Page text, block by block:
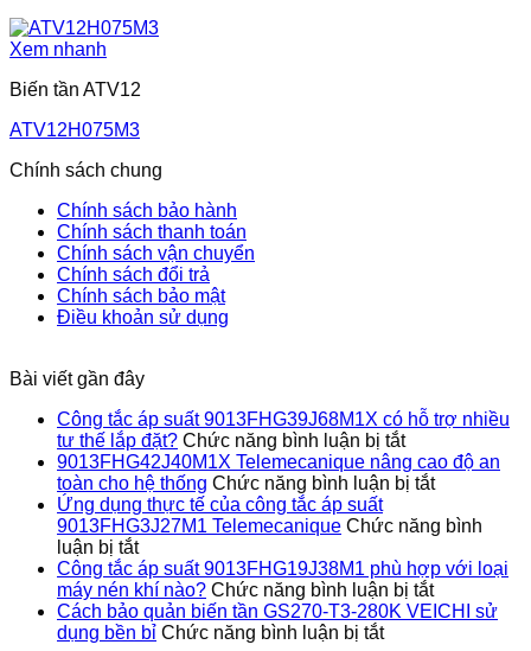
Xem nhanh
Biến tần ATV12
ATV12H075M3
Chính sách chung
Chính sách bảo hành
Chính sách thanh toán
Chính sách vận chuyển
Chính sách đổi trả
Chính sách bảo mật
Điều khoản sử dụng
Bài viết gần đây
Công tắc áp suất 9013FHG39J68M1X có hỗ trợ nhiều
tư thế lắp đặt? Chức năng bình luận bị tắtở
Công
tắc
suất
có
hỗ
trợ
9013FHG42J40M1X Telemecanique nâng cao độ an
toàn cho hệ thống Chức năng bình luận bị tắtở
cao
độ
an
Ứng dụng thực tế của công tắc áp suất
9013FHG3J27M1 Telemecanique Chức năng bình
luận bị tắtở
Ứng
dụng
thực
tế
Công tắc áp suất 9013FHG19J38M1 phù hợp với loại
máy nén khí nào? Chức năng bình luận bị tắtở
Công
Cách bảo quản biến tần GS270-T3-280K VEICHI sử
dụng bền bỉ Chức năng bình luận bị tắtở